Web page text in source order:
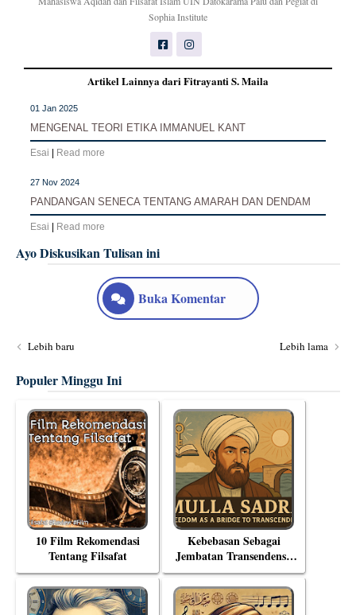
Sophia Institute
Artikel Lainnya dari Fitrayanti S. Maila
01 Jan 2025
MENGENAL TEORI ETIKA IMMANUEL KANT
Esai Read more
27 Nov 2024
PANDANGAN SENECA TENTANG AMARAH DAN DENDAM
Esai Read more
Ayo Diskusikan Tulisan ini
Buka Komentar
Lebih baru Lebih lama
Populer Minggu Ini
10 Film Rekomendasi
Tentang Filsafat
Kebebasan Sebagai
Jembatan Transendensi:
Menyelami Filsafat
Eksistensial Mulla Sadra